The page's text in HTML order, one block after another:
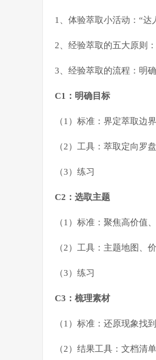
1、体验萃取小活动：“达
2、经验萃取的五大原则
3、经验萃取的流程：明
C1：明确目标
（1）标准：界定萃取边
（2）工具：萃取定向罗
（3）练习
C2：选取主题
（1）标准：聚焦高价值
（2）工具：主题地图、
（3）练习
C3：梳理素材
（1）标准：还原现象找
（2）结果工具：文档清